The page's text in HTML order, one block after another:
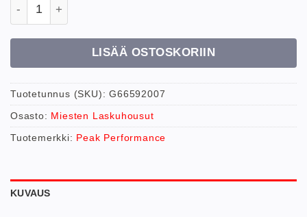
LISÄÄ OSTOSKORIIN
Tuotetunnus (SKU):G66592007
Osasto: Miesten Laskuhousut
Tuotemerkki: Peak Performance
KUVAUS